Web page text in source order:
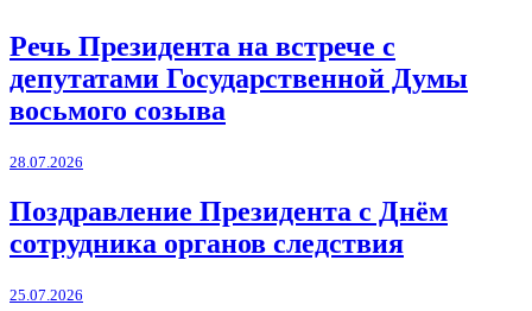
Речь Президента на встрече с
депутатами Государственной Думы
восьмого созыва
28.07.2026
Поздравление Президента с Днём
сотрудника органов следствия
25.07.2026